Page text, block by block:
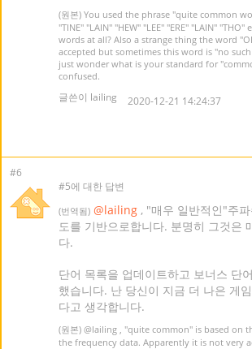
(원본) You used the phrase "quite common
"TINE" "LAIN" "HEW" "LEE" "ERE" "LAIN"
words at all? Also a strange thing the word
accepted but sometimes this word is "no
just wonder what is your standard for
confused.
글쓴이 lailing 2020-12-21 14:24:37
#6
#5에 대한 답변
(번역됨) @lailing , "매우 일반적인"주
도를 기반으로합니다. 분명히 그것은
다.
단어 목록을 업데이트하고 보너스 단
했습니다. 난 당신이 지금 더 나은 게
다고 생각합니다.
(원본) @lailing , "quite common" is based on
the frequency data. Apparently it is not very